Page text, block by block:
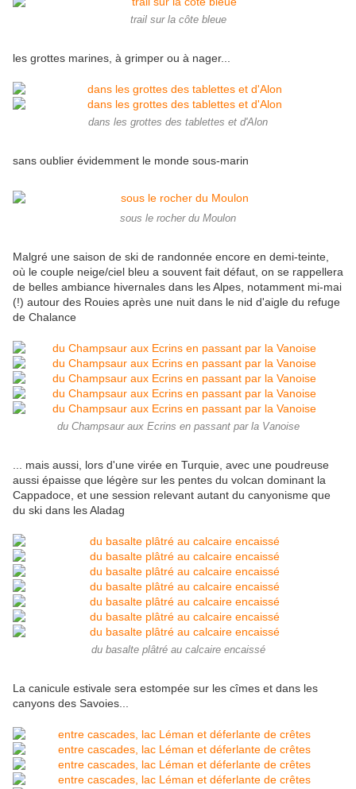
trail sur la côte bleue
les grottes marines, à grimper ou à nager...
dans les grottes des tablettes et d'Alon
sans oublier évidemment le monde sous-marin
sous le rocher du Moulon
Malgré une saison de ski de randonnée encore en demi-teinte,
où le couple neige/ciel bleu a souvent fait défaut, on se rappellera
de belles ambiance hivernales dans les Alpes, notamment mi-mai
(!) autour des Rouies après une nuit dans le nid d'aigle du refuge
de Chalance
du Champsaur aux Ecrins en passant par la Vanoise
... mais aussi, lors d'une virée en Turquie, avec une poudreuse
aussi épaisse que légère sur les pentes du volcan dominant la
Cappadoce, et une session relevant autant du canyonisme que
du ski dans les Aladag
du basalte plâtré au calcaire encaissé
La canicule estivale sera estompée sur les cîmes et dans les
canyons des Savoies...